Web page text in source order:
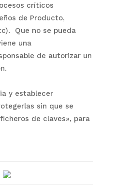
críticos
de Producto,
Que no se pueda
una
de autorizar un
y establecer
sin que se
de claves», para